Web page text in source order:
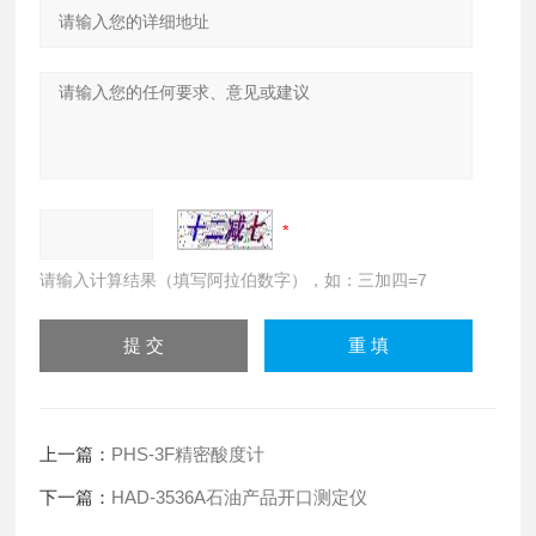
请输入计算结果（填写阿拉伯数字），如：三加四=7
上一篇： PHS-3F精密酸度计
下一篇： HAD-3536A石油产品开口测定仪